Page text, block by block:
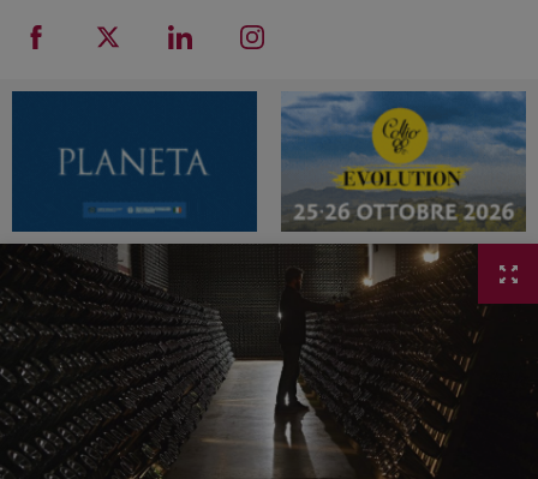
LA CANTINA DI WINENEWS
DICONO DI NOI
WINENEWS TV